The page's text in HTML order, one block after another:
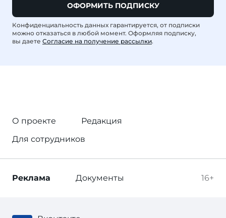
ОФОРМИТЬ ПОДПИСКУ
Конфиденциальность данных гарантируется, от подписки
можно отказаться в любой момент. Оформляя подписку,
вы даете Согласие на получение рассылки.
О проекте
Редакция
Для сотрудников
16+
Реклама Документы